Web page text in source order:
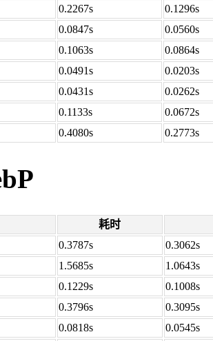
0.2267s
0.1296s
0.0847s
0.0560s
0.1063s
0.0864s
0.0491s
0.0203s
0.0431s
0.0262s
0.1133s
0.0672s
0.4080s 0.2773s
耗时
0.3787s
0.3062s
1.5685s
1.0643s
0.1229s
0.1008s
0.3796s
0.3095s
0.0818s
0.0545s